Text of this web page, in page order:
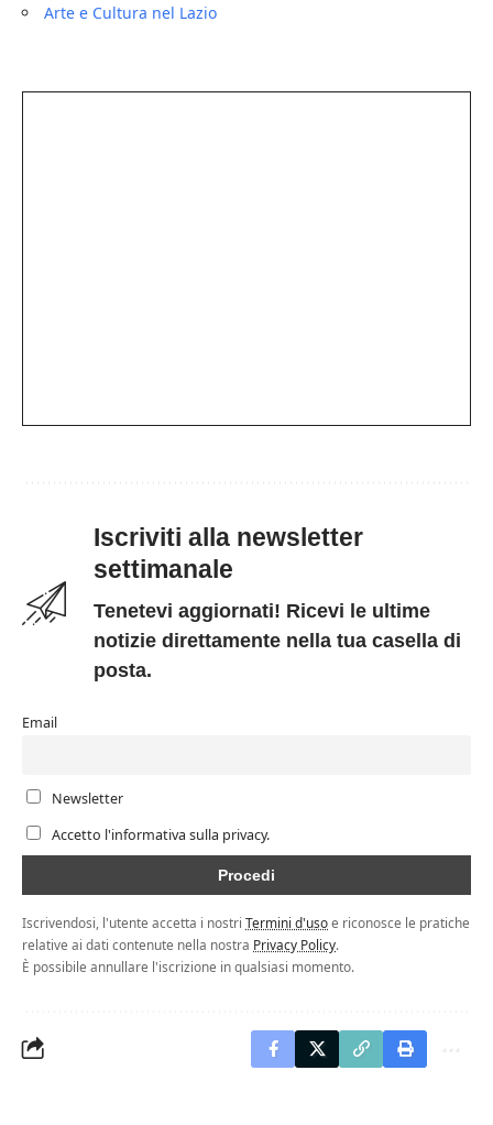
Arte e Cultura nel Lazio
Iscriviti alla newsletter
settimanale
Tenetevi aggiornati! Ricevi le ultime
notizie direttamente nella tua casella di
posta.
Email
Newsletter
Accetto l'informativa sulla privacy.
Iscrivendosi, l'utente accetta i nostri Termini d'usoe riconosce le pratiche
relative ai dati contenute nella nostra Privacy Policy.
È possibile annullare l'iscrizione in qualsiasi momento.